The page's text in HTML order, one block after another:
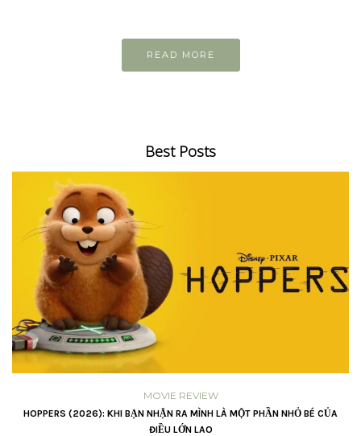
READ MORE
Best Posts
MOVIE REVIEW
HOPPERS (2026): KHI BẠN NHẬN RA MÌNH LÀ MỘT PHẦN NHỎ BÉ CỦA
ĐIỀU LỚN LAO